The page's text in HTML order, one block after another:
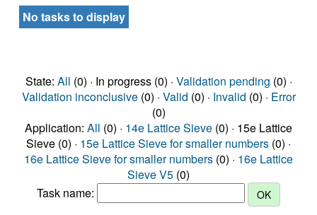
No tasks to display
State: All (0) · In progress (0) · Validation pending (0) ·
Validation inconclusive(0) · Valid (0) · Invalid (0) · Error
(0)
Application: All (0) · 14e Lattice Sieve (0) · 15e Lattice
Sieve (0) · 15e Lattice Sieve for smaller numbers (0) ·
16e Lattice Sieve for smaller numbers (0) · 16e Lattice
Sieve V5 (0)
Task name: